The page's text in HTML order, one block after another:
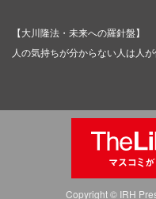
【大川隆法・未来への羅針盤】
人の気持ちが分からない人は人
Copyright © IRH